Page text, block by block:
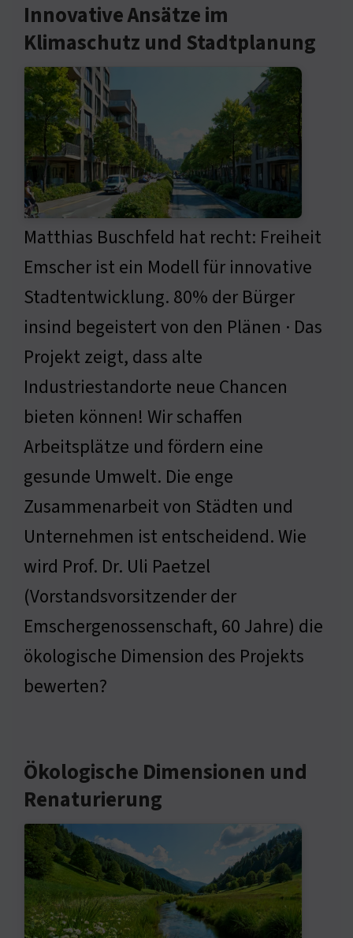
Innovative Ansätze im
Klimaschutz und Stadtplanung
Matthias Buschfeld hat recht: Freiheit
Emscher ist ein Modell für innovative
Stadtentwicklung. 80% der Bürger
insind begeistert von den Plänen · Das
Projekt zeigt, dass alte
Industriestandorte neue Chancen
bieten können! Wir schaffen
Arbeitsplätze und fördern eine
gesunde Umwelt. Die enge
Zusammenarbeit von Städten und
Unternehmen ist entscheidend. Wie
wird Prof. Dr. Uli Paetzel
(Vorstandsvorsitzender der
Emschergenossenschaft, 60 Jahre) die
ökologische Dimension des Projekts
bewerten?
Ökologische Dimensionen und
Renaturierung